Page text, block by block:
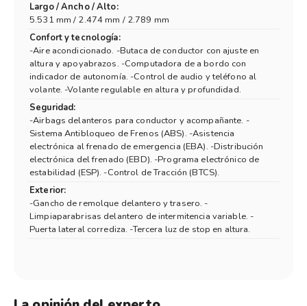
Largo / Ancho / Alto:
5.531 mm / 2.474 mm / 2.789 mm
Confort y tecnología:
-Aire acondicionado. -Butaca de conductor con ajuste en
altura y apoyabrazos. -Computadora de a bordo con
indicador de autonomía. -Control de audio y teléfono al
volante. -Volante regulable en altura y profundidad.
Seguridad:
-Airbags delanteros para conductor y acompañante. -
Sistema Antibloqueo de Frenos (ABS). -Asistencia
electrónica al frenado de emergencia (EBA). -Distribución
electrónica del frenado (EBD). -Programa electrónico de
estabilidad (ESP). -Control de Tracción (BTCS).
Exterior:
-Gancho de remolque delantero y trasero. -
Limpiaparabrisas delantero de intermitencia variable. -
Puerta lateral corrediza. -Tercera luz de stop en altura.